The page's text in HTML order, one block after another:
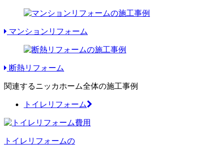
マンションリフォーム
断熱リフォーム
関連するニッカホーム全体の施工事例
トイレリフォーム
トイレリフォームの